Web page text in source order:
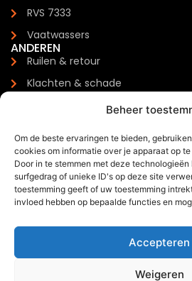
Beheer
Om de beste ervaringen te bieden,
cookies om informatie over je apparaat op
Door in te stemmen met deze
surfgedrag of unieke ID's op deze site
toestemming geeft of uw toestemming
invloed hebben op bepaalde functies en
Accepteren
Weigeren
RVS 7333
Vaatwassers
ANDEREN
Ruilen & retour
Klachten & schade
Meest gestelde vragen
CONTACTGEGEVENS
Zilverenberg 34, 5234 GM 's-
+31 085 - 06 00 126